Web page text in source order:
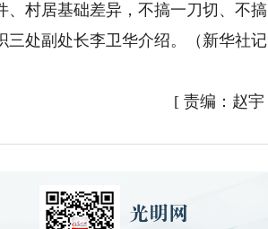
村居基础差异，不搞一刀切、不搞
三处副处长李卫华介绍。（新华社记
[ 责编：赵宇